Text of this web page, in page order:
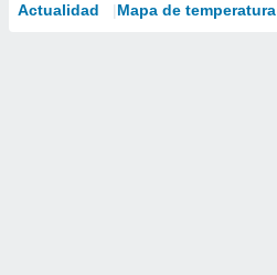
Actualidad Mapa de temperatura